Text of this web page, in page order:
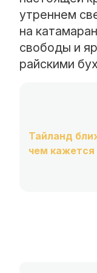
утреннем
на
свободы и
райскими
Тайланд
чем кажется